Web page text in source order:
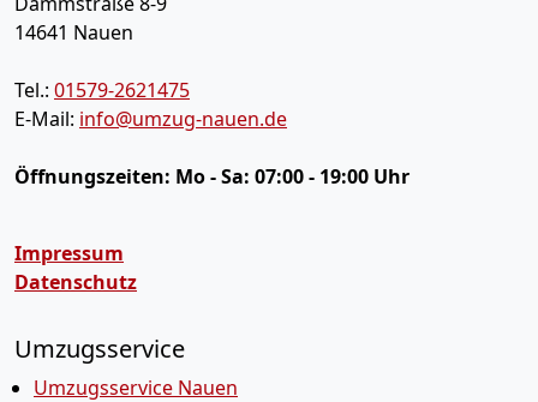
14641 Nauen
Tel.: 01579-2621475
E-Mail: info@umzug-nauen.de
Öffnungszeiten: Mo - Sa: 07:00 - 19:00 Uhr
Impressum
Datenschutz
Umzugsservice
Umzugsservice Nauen